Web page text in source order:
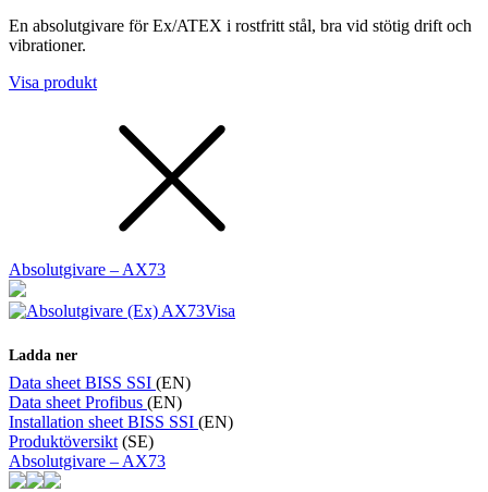
En absolutgivare för Ex/ATEX i rostfritt stål, bra vid stötig drift och
vibrationer.
Visa produkt
Absolutgivare – AX73
Visa
Ladda ner
Data sheet BISS SSI (EN)
Data sheet Profibus (EN)
Installation sheet BISS SSI (EN)
Produktöversikt (SE)
Absolutgivare – AX73